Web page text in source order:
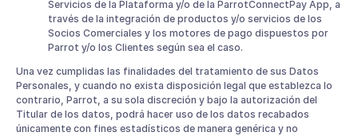
Servicios de la Plataforma y/o de la ParrotConnectPay App, a
través de la integración de productos y/o servicios de los
Socios Comerciales y los motores de pago dispuestos por
Parrot y/o los Clientes según sea el caso.
Una vez cumplidas las finalidades del tratamiento de sus Datos
Personales, y cuando no exista disposición legal que establezca lo
contrario, Parrot, a su sola discreción y bajo la autorización del
Titular de los datos, podrá hacer uso de los datos recabados
únicamente con fines estadísticos de manera genérica y no